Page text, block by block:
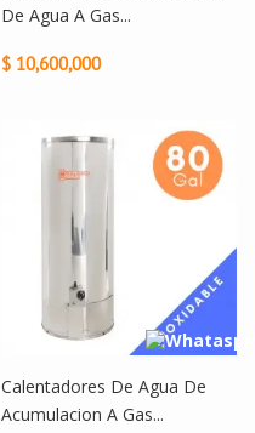
De Agua A Gas...
$ 10,600,000
Calentadores De Agua De
Acumulacion A Gas...